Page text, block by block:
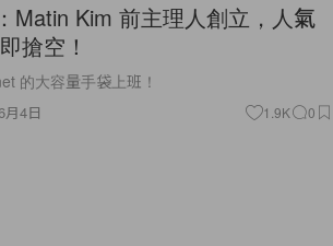
Matin Kim 前主理人創立，人氣
搶空！
的大容量手袋上班！
月4日 1.9K 0